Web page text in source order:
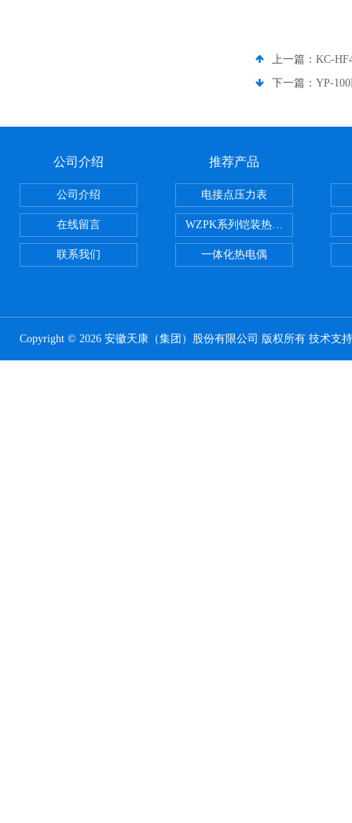
上一篇： KC-
下一篇： YP-
公司介绍
公司介绍
在线留言
联系我们
推荐产品
电接点压力表
WZPK系列铠装热电阻
一体化热电偶
Copyright © 2026 安徽天康（集团）股份有限公司 版权所有 技术支